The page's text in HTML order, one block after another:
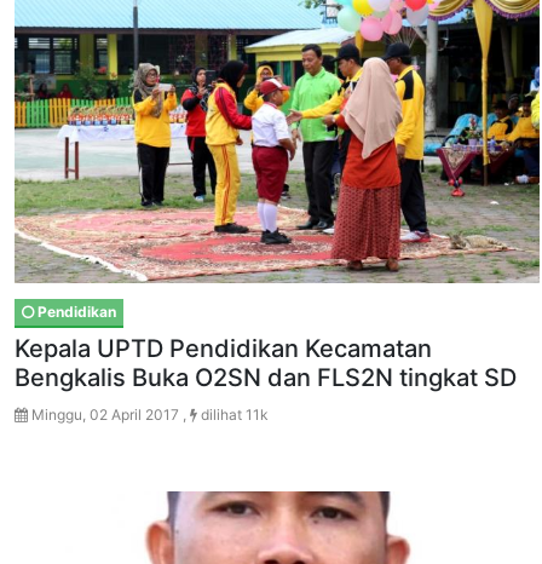
Pendidikan
Kepala UPTD Pendidikan Kecamatan
Bengkalis Buka O2SN dan FLS2N tingkat SD
Minggu, 02 April 2017 , dilihat 11k